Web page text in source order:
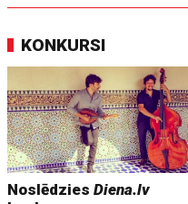
KONKURSI
NoslēdziesDiena.lv